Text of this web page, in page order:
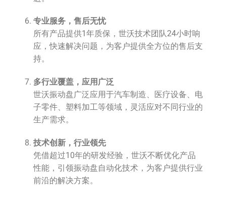
专业服务，售后无忧
所有产品提供1年质保，世沃技术团队24小时响
应，快速解决问题，为客户提供全方位的售后支
持。
多行业覆盖，应用广泛
世沃振动盘广泛应用于汽车制造、医疗设备、电
子零件、塑料加工等领域，灵活应对不同行业的
生产需求。
技术创新，行业领先
凭借超过10年的研发经验，世沃不断优化产品
性能，引领振动盘自动化技术，为客户提供行业
前沿的解决方案。